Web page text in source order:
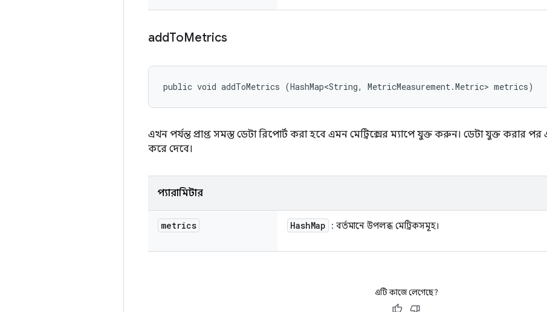
addToMetrics
public void addToMetrics (HashMap<String, MetricMeasurement.Metric> metrics)
এখন পর্যন্ত প্রাপ্ত সমস্ত ডেটা রিপোর্ট করা হবে এমন মেট্রিক্সের ম্যাপে যুক্ত করুন। ডেটা যুক্ত করার
করে দেবে।
প্যারামিটার
metrics HashMap : বর্তমানে উপলব্ধ মেট্রিকসমূহ।
এটি কাজে লেগেছে?